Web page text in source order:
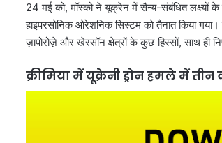
24 मई को, मॉस्को ने यूक्रेन में सैन्य-संबंधित लक्ष्यों के
हाइपरसोनिक ओरेशनिक सिस्टम को तैनात किया
ज़ापोरोज़े और खेरसॉन क्षेत्रों के कुछ हिस्सों, साथ ही
क्रीमिया में यूक्रेनी ड्रोन हमले में तीन